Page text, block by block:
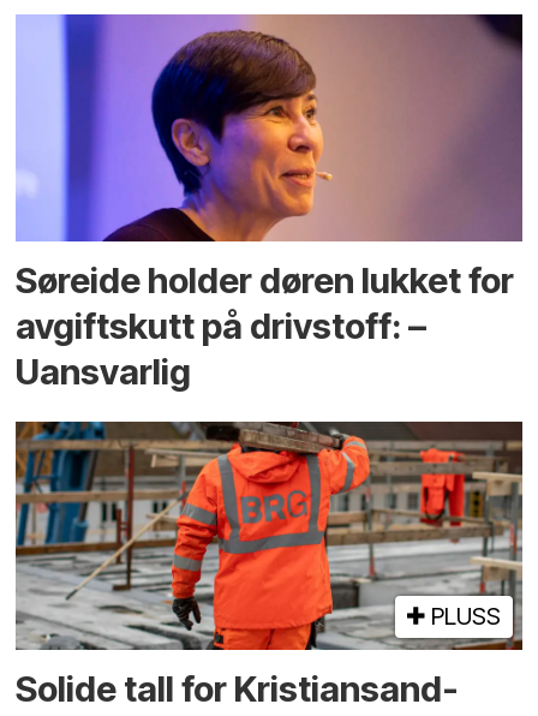
Søreide holder døren lukket for
avgiftskutt på drivstoff: –
Uansvarlig
PLUSS
Solide tall for Kristiansand-